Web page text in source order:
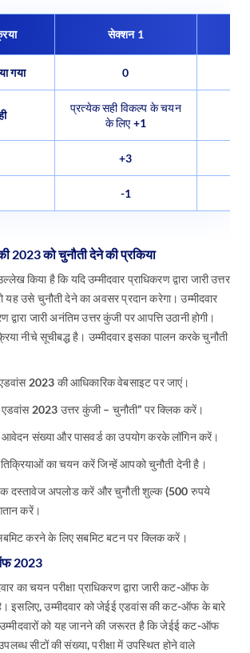
सेक्शन 1
गया 0
प्रत्येक सही विकल्प के चयन
के लिए +1
+3
-1
2023 को चुनौती देने की प्रकिया
किया है कि यदि उम्मीदवार प्राधिकरण द्वारा जारी उत्तर
यह उसे चुनौती देने का अवसर प्रदान करेगा। उम्मीदवार
द्वारा जारी अनंतिम उत्तर कुंजी पर आपत्ति उठानी होगी।
नीचे सूचीबद्ध है। उम्मीदवार इसका पालन करके चुनौती
2023 की आधिकारिक वेबसाइट पर जाएं।
2023 उत्तर कुंजी – चुनौती” पर क्लिक करें।
संख्या और पासवर्ड का उपयोग करके लॉगिन करें।
का चयन करें जिन्हें आपको चुनौती देनी है।
दस्तावेज अपलोड करें और चुनौती शुल्क (500 रुपये
करें।
करने के लिए सबमिट बटन पर क्लिक करें।
2023
का चयन परीक्षा प्राधिकरण द्वारा जारी कट-ऑफ के
इसलिए, उम्मीदवार को जेईई एडवांस की कट-ऑफ के बारे
उम्मीदवारों को यह जानने की जरूरत है कि जेईई कट-ऑफ
सीटों की संख्या, परीक्षा में उपस्थित होने वाले